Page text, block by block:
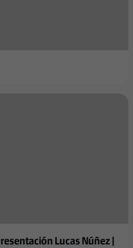
Lucas Núñez |